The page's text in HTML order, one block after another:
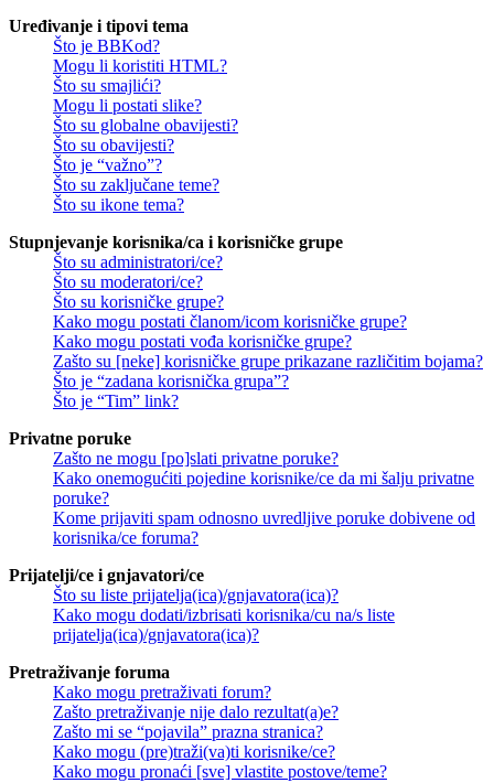
Uređivanje i tipovi tema
Što je BBKod?
Mogu li koristiti HTML?
Što su smajlići?
Mogu li postati slike?
Što su globalne obavijesti?
Što su obavijesti?
Što je “važno”?
Što su zaključane teme?
Što su ikone tema?
Stupnjevanje korisnika/ca i korisničke grupe
Što su administratori/ce?
Što su moderatori/ce?
Što su korisničke grupe?
Kako mogu postati članom/icom korisničke grupe?
Kako mogu postati vođa korisničke grupe?
Zašto su [neke] korisničke grupe prikazane različitim bojama?
Što je “zadana korisnička grupa”?
Što je “Tim” link?
Privatne poruke
Zašto ne mogu [po]slati privatne poruke?
Kako onemogućiti pojedine korisnike/ce da mi šalju privatne
poruke?
Kome prijaviti spam odnosno uvredljive poruke dobivene od
korisnika/ce foruma?
Prijatelji/ce i gnjavatori/ce
Što su liste prijatelja(ica)/gnjavatora(ica)?
Kako mogu dodati/izbrisati korisnika/cu na/s liste
prijatelja(ica)/gnjavatora(ica)?
Pretraživanje foruma
Kako mogu pretraživati forum?
Zašto pretraživanje nije dalo rezultat(a)e?
Zašto mi se “pojavila” prazna stranica?
Kako mogu (pre)traži(va)ti korisnike/ce?
Kako mogu pronaći [sve] vlastite postove/teme?